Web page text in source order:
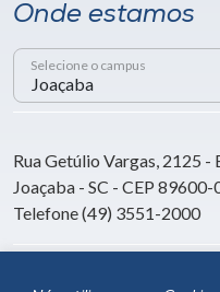
Onde estamos
Selecione o campus
Rua Getúlio Vargas, 2125 -
Joaçaba - SC - CEP 89600-
Telefone (49) 3551-2000
Siga a Unoesc